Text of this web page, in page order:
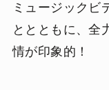
ミュージックビ
ととともに、全
情が印象的！